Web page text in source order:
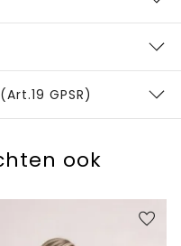
GPSR)
ook